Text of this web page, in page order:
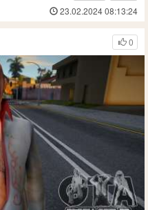
23.02.2024 08:13:24
0